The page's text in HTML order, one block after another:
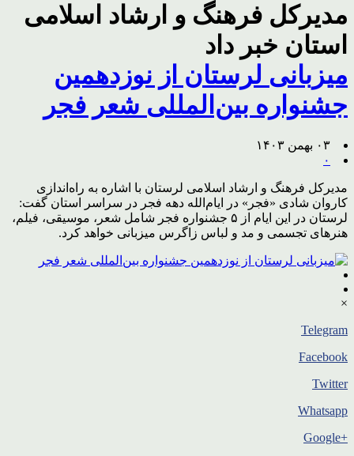
مدیرکل فرهنگ و ارشاد اسلامی
استان خبر داد
میزبانی لرستان از نوزدهمین
جشنواره بین‌المللی شعر فجر
۰۳ بهمن ۱۴۰۳
۰
مدیرکل فرهنگ و ارشاد اسلامی لرستان با اشاره به راه‌اندازی
کاروان شادی «فجر» در ایام‌الله دهه فجر در سراسر استان گفت:
لرستان در این ایام از ۵ جشنواره فجر شامل شعر، موسیقی، فیلم،
هنرهای تجسمی و مد و لباس زاگرس میزبانی خواهد کرد.
×
Telegram
Facebook
Twitter
Whatsapp
+Google